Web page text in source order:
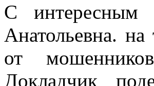
С интересным
Анатольевна.
от
Докладчик